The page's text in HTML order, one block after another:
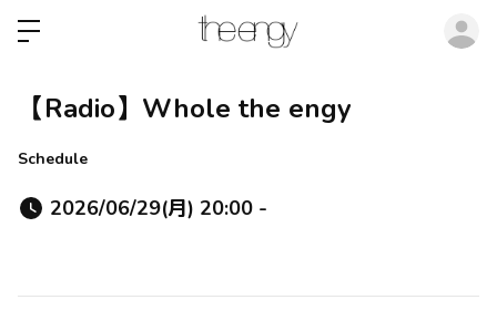
【Radio】Whole the engy
Schedule
2026/06/29(月) 20:00 -